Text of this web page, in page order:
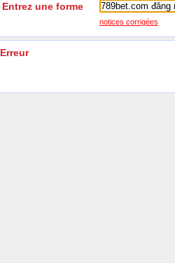
Entrez une forme
notices corrigées
Erreur